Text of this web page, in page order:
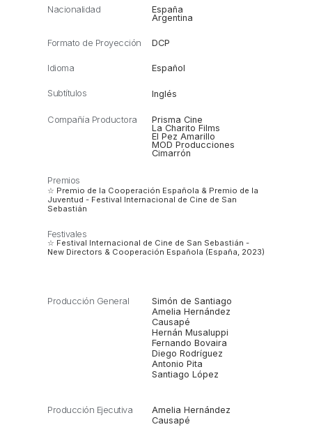
Nacionalidad
España
Argentina
Formato de Proyección DCP
Idioma Español
Subtítulos Inglés
Compañía Productora
Prisma Cine
La Charito Films
El Pez Amarillo
MOD Producciones
Cimarrón
Premios
☆ Premio de la Cooperación Española & Premio de la
Juventud - Festival Internacional de Cine de San
Sebastián
Festivales
☆ Festival Internacional de Cine de San Sebastián -
New Directors & Cooperación Española (España, 2023)
Producción General
Simón de Santiago
Amelia Hernández
Causapé
Hernán Musaluppi
Fernando Bovaira
Diego Rodríguez
Antonio Pita
Santiago López
Producción Ejecutiva
Amelia Hernández
Causapé